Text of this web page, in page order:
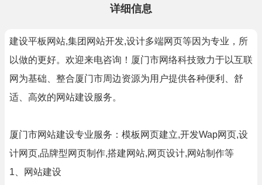
详细信息
建设平板网站,集团网站开发,设计多端网页等因为专业，所
以做的更好。欢迎来电咨询！厦门市网络科技致力于以互联
网为基础、整合厦门市周边资源为用户提供各种便利、舒
适、高效的网站建设服务。
厦门市网站建设专业服务：模板网页建立,开发Wap网页,设
计网页,品牌型网页制作,搭建网站,网页设计,网站制作等
1、网站建设